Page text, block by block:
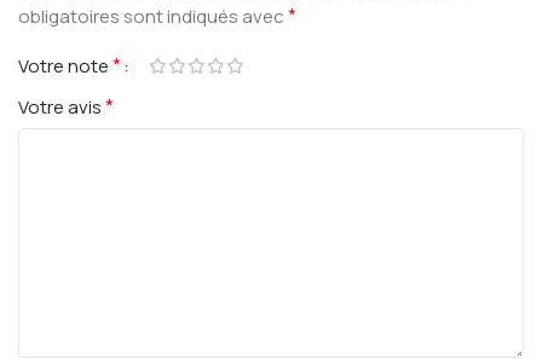
obligatoires sont indiqués avec*
Votre note*
Votre avis*